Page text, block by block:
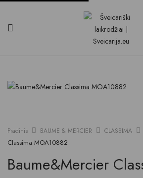
Pradinis BAUME & MERCIER CLASSIMA
Classima MOA10882
Baume&Mercier